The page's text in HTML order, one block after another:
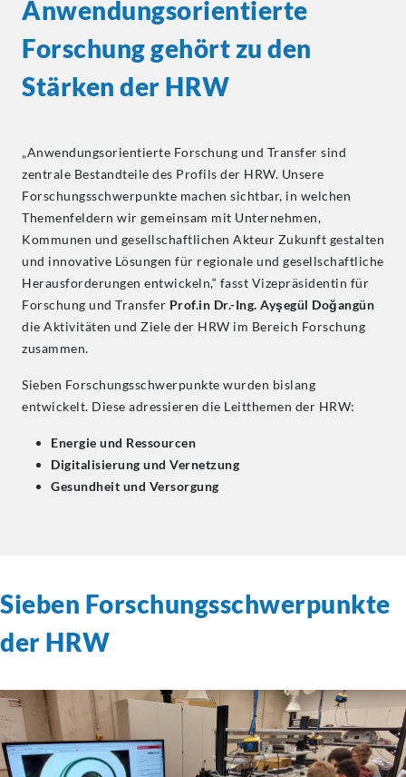
Anwendungsorientierte
Forschung gehört zu den
Stärken der HRW
„Anwendungsorientierte Forschung und Transfer sind
zentrale Bestandteile des Profils der HRW. Unsere
Forschungsschwerpunkte machen sichtbar, in welchen
Themenfeldern wir gemeinsam mit Unternehmen,
Kommunen und gesellschaftlichen Akteur Zukunft gestalten
und innovative Lösungen für regionale und gesellschaftliche
Herausforderungen entwickeln,“ fasst Vizepräsidentin für
Forschung und Transfer Prof.in Dr.-Ing. Ayşegül Doğangün
die Aktivitäten und Ziele der HRW im Bereich Forschung
zusammen.
Sieben Forschungsschwerpunkte wurden bislang
entwickelt. Diese adressieren die Leitthemen der HRW:
Energie und Ressourcen
Digitalisierung und Vernetzung
Gesundheit und Versorgung
Sieben Forschungsschwerpunkte
der HRW